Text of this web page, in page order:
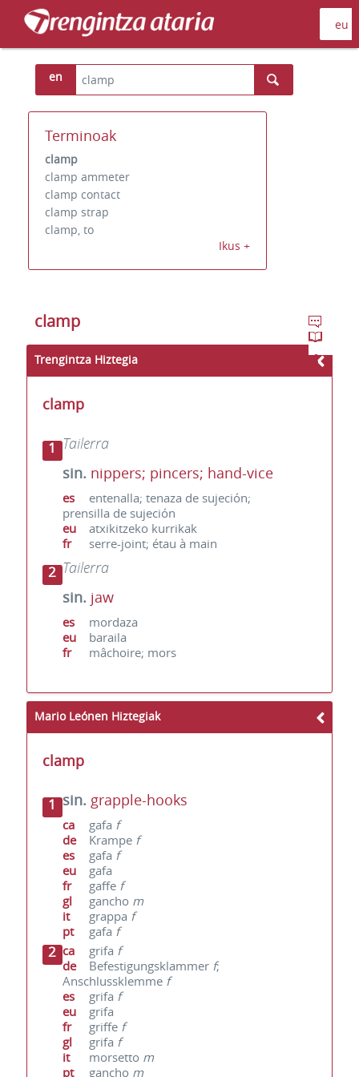
en
Terminoak
clamp
clamp ammeter
clamp contact
clamp strap
clamp, to
Ikus +
clamp
Trengintza Hiztegia
clamp
1 Tailerra
sin. nippers; pincers; hand-vice
es
entenalla; tenaza de sujeción;
prensilla de sujeción
eu
atxikitzeko kurrikak
fr
serre-joint; étau à main
2 Tailerra
sin. jaw
es
mordaza
eu
baraila
fr
mâchoire; mors
Mario Leónen Hiztegiak
clamp
1 sin. grapple-hooks
ca gafa f
de
Krampe f
es
gafa f
eu
gafa
fr
gaffe f
gl
gancho m
it
grappa f
pt
gafa f
2 ca grifa f
de
Befestigungsklammer f;
Anschlussklemme f
es
grifa f
eu
grifa
fr
griffe f
gl
grifa f
it
morsetto m
pt
gancho m